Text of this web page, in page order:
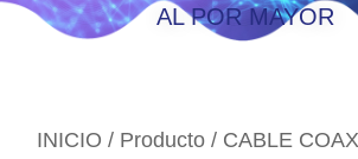
AL POR MAYOR
INICIO / Producto / CABLE